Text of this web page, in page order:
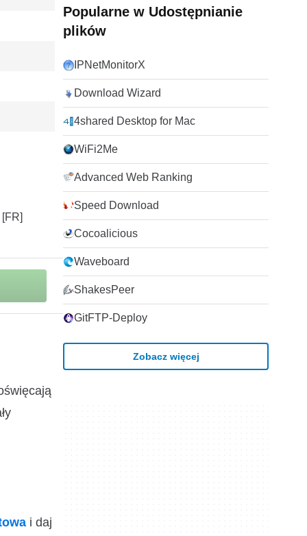
i daj
Popularne w Udostępnianie
plików
IPNetMonitorX
Download Wizard
4shared Desktop for Mac
WiFi2Me
Advanced Web Ranking
Speed Download
Cocoalicious
Waveboard
ShakesPeer
GitFTP-Deploy
Zobacz więcej